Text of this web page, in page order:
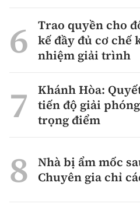
Trao quyền cho
kế đầy đủ cơ chế
nhiệm giải trình
Khánh Hòa:
tiến độ giải
trọng điểm
Nhà bị ẩm mốc
Chuyên gia chỉ